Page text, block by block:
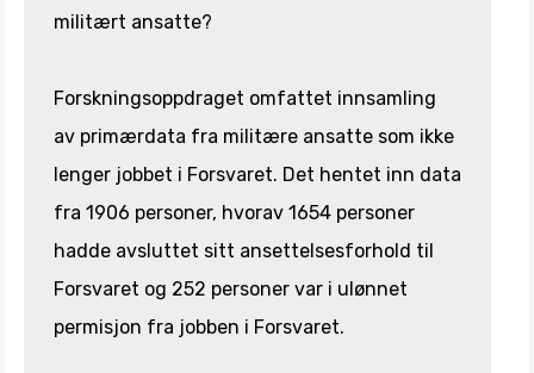
militært ansatte?
Forskningsoppdraget omfattet innsamling
av primærdata fra militære ansatte som ikke
lenger jobbet i Forsvaret. Det hentet inn data
fra 1906 personer, hvorav 1654 personer
hadde avsluttet sitt ansettelsesforhold til
Forsvaret og 252 personer var i ulønnet
permisjon fra jobben i Forsvaret.